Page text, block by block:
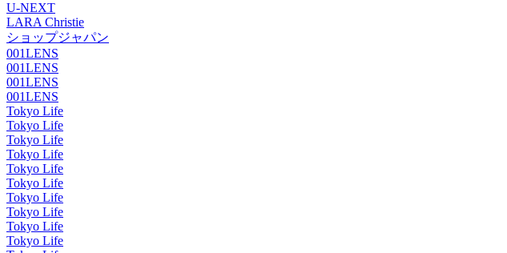
U-NEXT
LARA Christie
ショップジャパン
001LENS
001LENS
001LENS
001LENS
Tokyo Life
Tokyo Life
Tokyo Life
Tokyo Life
Tokyo Life
Tokyo Life
Tokyo Life
Tokyo Life
Tokyo Life
Tokyo Life